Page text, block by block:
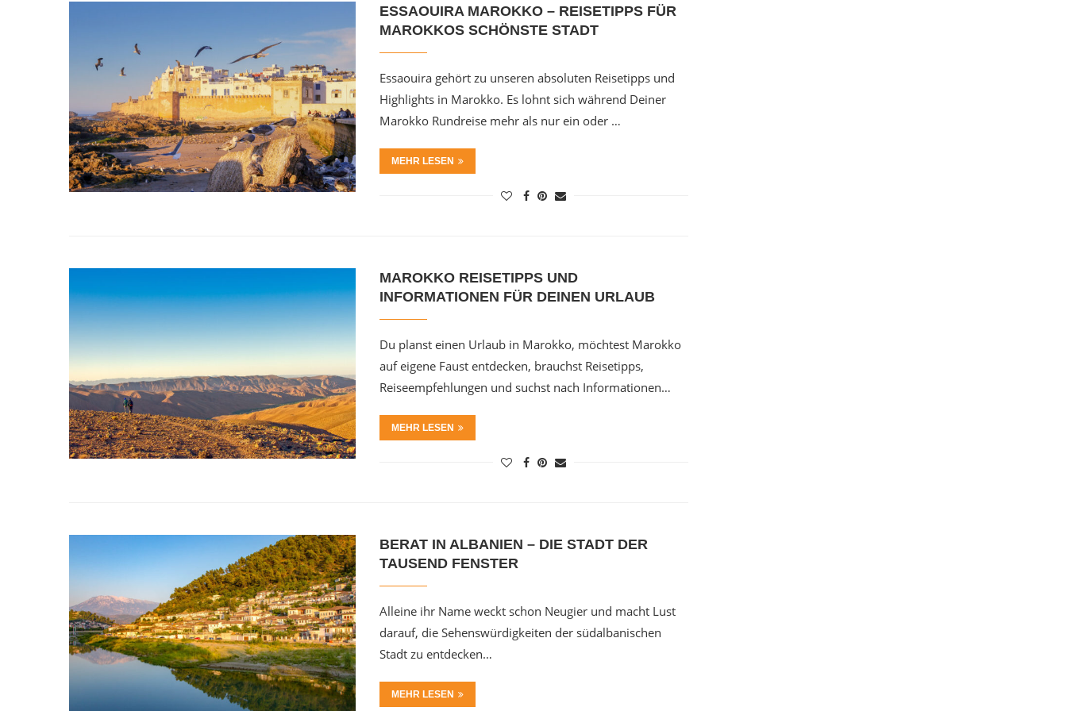
ESSAOUIRA MAROKKO – REISETIPPS FÜR
MAROKKOS SCHÖNSTE STADT
Essaouira gehört zu unseren absoluten Reisetipps und
Highlights in Marokko. Es lohnt sich während Deiner
Marokko Rundreise mehr als nur ein oder …
MEHR LESEN
MAROKKO REISETIPPS UND
INFORMATIONEN FÜR DEINEN URLAUB
Du planst einen Urlaub in Marokko, möchtest Marokko
auf eigene Faust entdecken, brauchst Reisetipps,
Reiseempfehlungen und suchst nach Informationen…
MEHR LESEN
BERAT IN ALBANIEN – DIE STADT DER
TAUSEND FENSTER
Alleine ihr Name weckt schon Neugier und macht Lust
darauf, die Sehenswürdigkeiten der südalbanischen
Stadt zu entdecken…
MEHR LESEN